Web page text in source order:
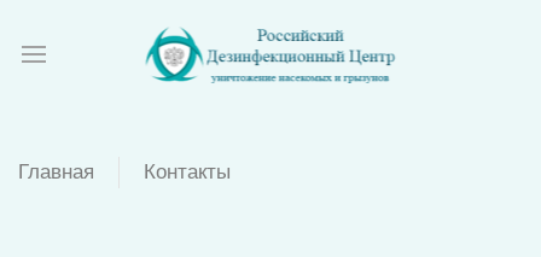
Главная Контакты